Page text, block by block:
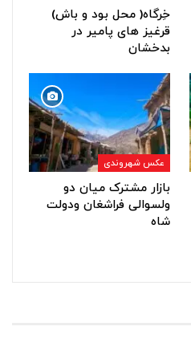
خِرگاه( محل بود و باش)
قرغیز های پامیر در
بدخشان
عکس شهروندی
بازار مشترک میان دو
ولسوالی فراشغان ودولت
شاه